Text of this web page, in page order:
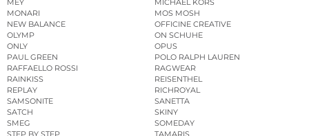
MEY
MICHAEL KORS
MONARI
MOS MOSH
NEW BALANCE
OFFICINE CREATIVE
OLYMP
ON SCHUHE
ONLY
OPUS
PAUL GREEN
POLO RALPH LAUREN
RAFFAELLO ROSSI
RAGWEAR
RAINKISS
REISENTHEL
REPLAY
RICHROYAL
SAMSONITE
SANETTA
SATCH
SKINY
SMEG
SOMEDAY